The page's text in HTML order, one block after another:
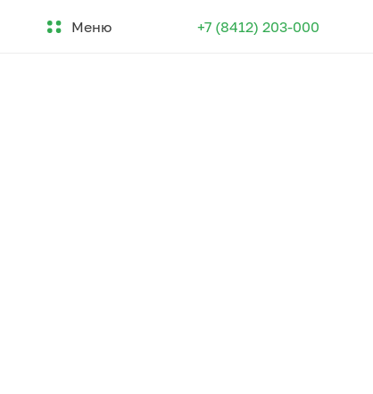
Меню +7 (8412) 203-000